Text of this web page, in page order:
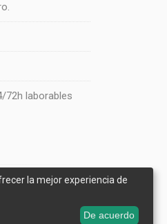
72h laborables
la mejor experiencia de
De acuerdo